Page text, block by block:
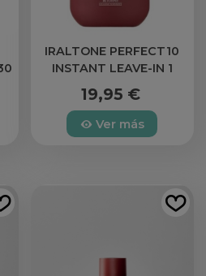
IRALTONE PERFECT10
INSTANT LEAVE-IN 1
19,95 €
Ver más